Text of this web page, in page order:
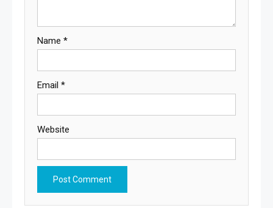
Name *
Email *
Website